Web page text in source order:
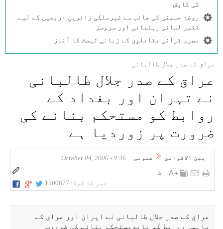
کی کاوش
روضۂ حسینی کی جانب سے غیرملکی زائرینِ اربعین کے لیے
کثیر لسانی رہنمائی اور سروسز
مصری قرآنی مقابلوں کے زبانی ٹیسٹ کا آغاز
عراق كے صدر جلال طالبانی
عراق كے صدر جلال طالبانی
نے تہران اور بغداد كے
روابط كو مستحكم بنانے كی
ضرورت پر زورديا ہے
بين الاقوامي عمومی 9:36 - October 04, 2006
خبر کا کوڈ: 1500877
عراق كے صدر جلال طالبانی نے ايران اور عراق كے
باہمی روابط كو مزيدمستحكم بنانے كی ضرورت